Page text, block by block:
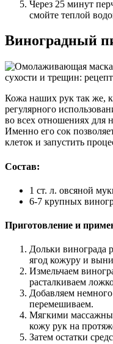
Через 25 минут
смойте теплой
Виноградный
Кожа наших рук так же,
регулярного
во всех отношениях для
Именно его сок
клеток и запустить
Состав:
1 ст. л. овсяной
6-7 крупных
Приготовление и
Дольки винограда
ягод кожуру и
Измельчаем
расталкиваем
Добавляем
перемешиваем.
Мягкими
кожу рук на
Затем остатки